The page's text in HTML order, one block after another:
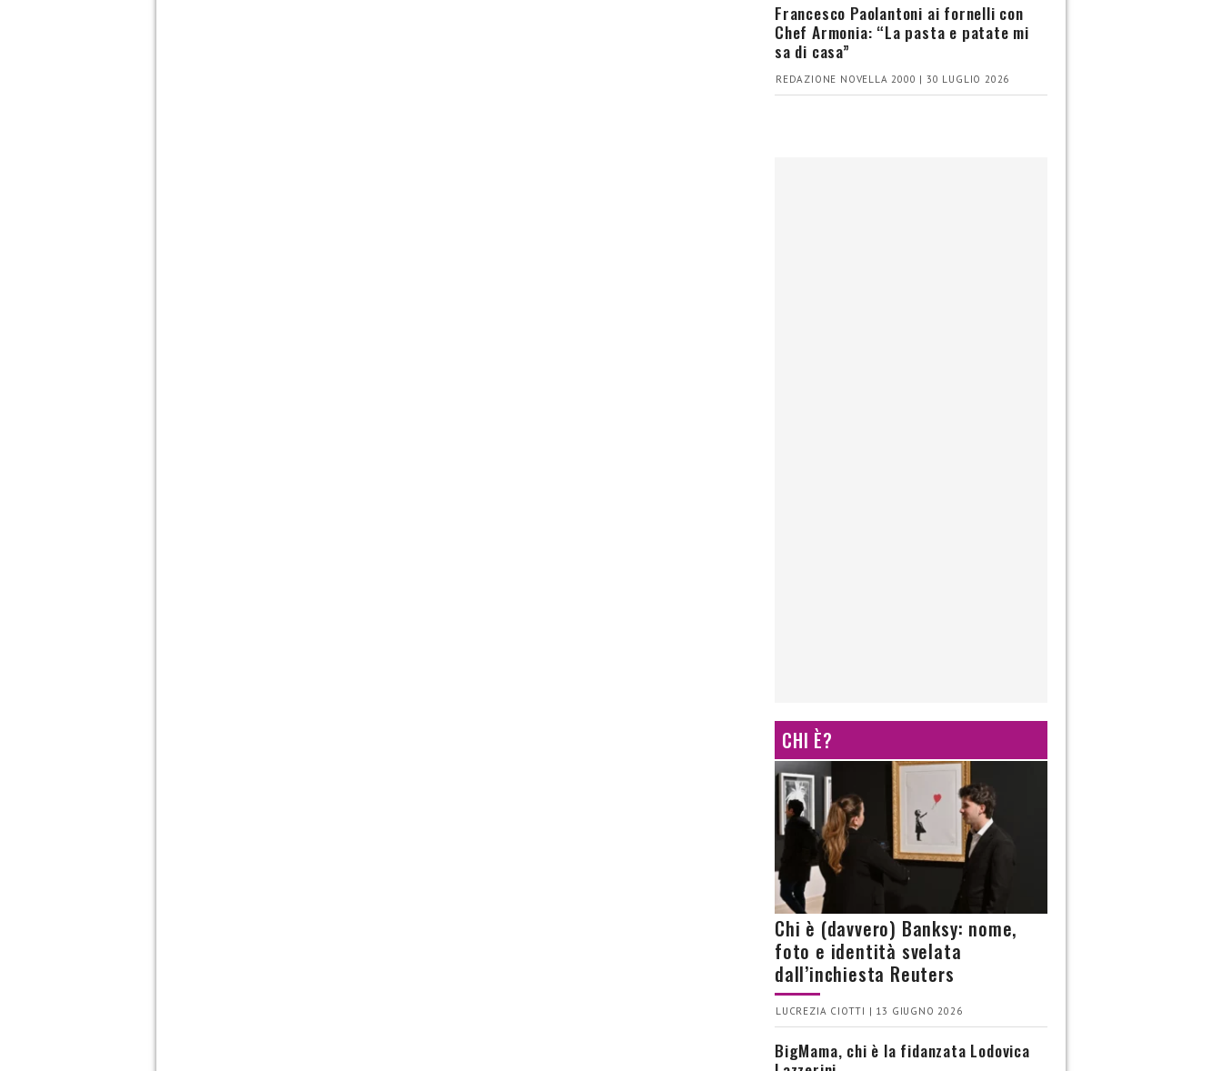
Francesco Paolantoni ai fornelli con
Chef Armonia: “La pasta e patate mi
sa di casa”
REDAZIONE NOVELLA 2000 | 30 LUGLIO 2026
CHI È?
Chi è (davvero) Banksy: nome,
foto e identità svelata
dall’inchiesta Reuters
LUCREZIA CIOTTI | 13 GIUGNO 2026
BigMama, chi è la fidanzata Lodovica